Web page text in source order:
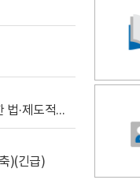
[위탁연구] 학습데이터 거래 시장의 보상체계 확립을 위한 법·제도적 검토 방안 연구
)(긴급)